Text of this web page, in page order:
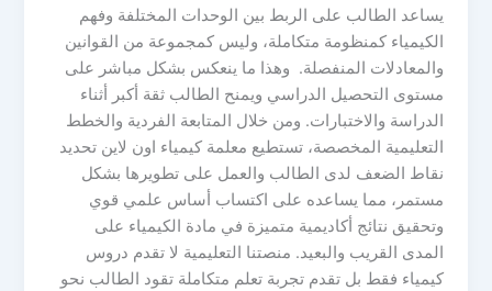
يساعد الطالب على الربط بين الوحدات المختلفة وفهم
الكيمياء كمنظومة متكاملة، وليس كمجموعة من القوانين
والمعادلات المنفصلة. وهذا ما ينعكس بشكل مباشر على
مستوى التحصيل الدراسي ويمنح الطالب ثقة أكبر أثناء
الدراسة والاختبارات. ومن خلال المتابعة الفردية والخطط
التعليمية المخصصة، تستطيع معلمة كيمياء اون لاين تحديد
نقاط الضعف لدى الطالب والعمل على تطويرها بشكل
مستمر، مما يساعده على اكتساب أساس علمي قوي
وتحقيق نتائج أكاديمية متميزة في مادة الكيمياء على
المدى القريب والبعيد. منصتنا التعليمية لا تقدم دروس
كيمياء فقط بل تقدم تجربة تعلم متكاملة تقود الطالب نحو